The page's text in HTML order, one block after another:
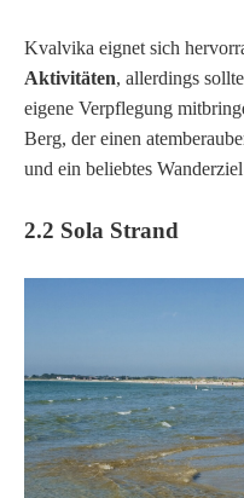
Kvalvika eignet sich
Aktivitäten, allerdings
eigene Verpflegung
Berg, der einen
und ein beliebtes
2.2 Sola Strand